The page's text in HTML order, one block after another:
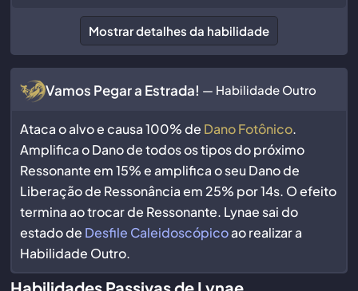
Mostrar detalhes da habilidade
Vamos Pegar a Estrada! — Habilidade Outro
Ataca o alvo e causa 100% de Dano Fotônico.
Amplifica o Dano de todos os tipos do próximo
Ressonante em 15% e amplifica o seu Dano de
Liberação de Ressonância em 25% por 14s. O efeito
termina ao trocar de Ressonante. Lynae sai do
estado de Desfile Caleidoscópicoao realizar a
Habilidade Outro.